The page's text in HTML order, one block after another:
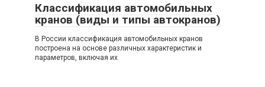
Классификация автомобильных
кранов (виды и типы автокранов)
В России классификация автомобильных кранов
построена на основе различных характеристик и
параметров, включая их